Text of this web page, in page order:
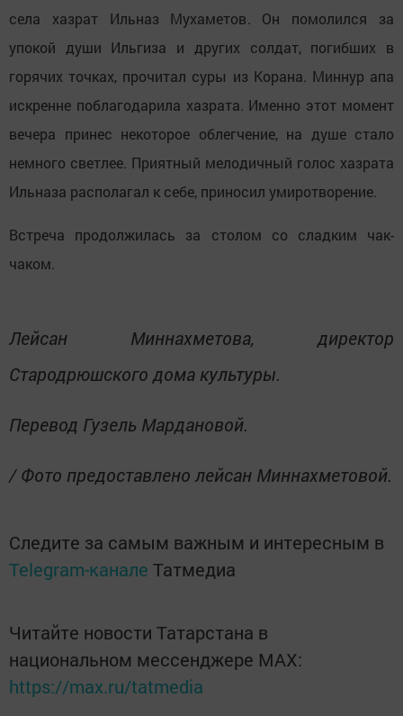
села хазрат Ильназ Мухаметов. Он помолился за
упокой души Ильгиза и других солдат, погибших в
горячих точках, прочитал суры из Корана. Миннур апа
искренне поблагодарила хазрата. Именно этот момент
вечера принес некоторое облегчение, на душе стало
немного светлее. Приятный мелодичный голос хазрата
Ильназа располагал к себе, приносил умиротворение.
Встреча продолжилась за столом со сладким чак-
чаком.
Лейсан Миннахметова, директор
Стародрюшского дома культуры.
Перевод Гузель Мардановой.
/ Фото предоставлено лейсан Миннахметовой.
Следите за самым важным и интересным в
Telegram-канале Татмедиа
Читайте новости Татарстана в
национальном мессенджере MАХ:
https://max.ru/tatmedia